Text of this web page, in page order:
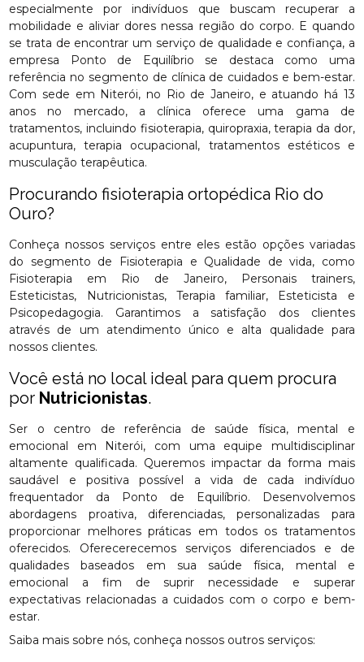
especialmente por indivíduos que buscam recuperar a
mobilidade e aliviar dores nessa região do corpo. E quando
se trata de encontrar um serviço de qualidade e confiança, a
empresa Ponto de Equilíbrio se destaca como uma
referência no segmento de clínica de cuidados e bem-estar.
Com sede em Niterói, no Rio de Janeiro, e atuando há 13
anos no mercado, a clínica oferece uma gama de
tratamentos, incluindo fisioterapia, quiropraxia, terapia da dor,
acupuntura, terapia ocupacional, tratamentos estéticos e
musculação terapêutica.
Procurando fisioterapia ortopédica Rio do
Ouro?
Conheça nossos serviços entre eles estão opções variadas
do segmento de Fisioterapia e Qualidade de vida, como
Fisioterapia em Rio de Janeiro, Personais trainers,
Esteticistas, Nutricionistas, Terapia familiar, Esteticista e
Psicopedagogia. Garantimos a satisfação dos clientes
através de um atendimento único e alta qualidade para
nossos clientes.
Você está no local ideal para quem procura
por Nutricionistas.
Ser o centro de referência de saúde física, mental e
emocional em Niterói, com uma equipe multidisciplinar
altamente qualificada. Queremos impactar da forma mais
saudável e positiva possível a vida de cada indivíduo
frequentador da Ponto de Equilíbrio. Desenvolvemos
abordagens proativa, diferenciadas, personalizadas para
proporcionar melhores práticas em todos os tratamentos
oferecidos. Oferecerecemos serviços diferenciados e de
qualidades baseados em sua saúde física, mental e
emocional a fim de suprir necessidade e superar
expectativas relacionadas a cuidados com o corpo e bem-
estar.
Saiba mais sobre nós, conheça nossos outros serviços: